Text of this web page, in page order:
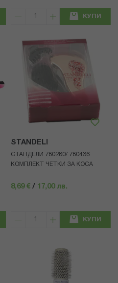
КУПИ
STANDELI
СТАНДЕЛИ 780280/ 780436
КОМПЛЕКТ ЧЕТКИ ЗА КОСА
8,69 € / 17,00 лв.
КУПИ